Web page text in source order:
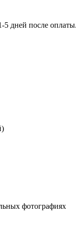
5 дней после оплаты.
фотографиях